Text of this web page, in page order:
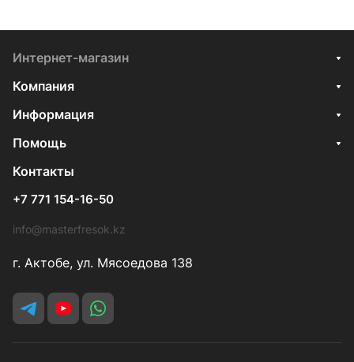
Интернет-магазин
Компания
Информация
Помощь
Контакты
+7 771 154-16-50
info@masterfresok.kz
г. Актобе, ул. Мясоедова 138